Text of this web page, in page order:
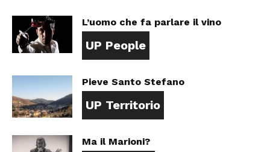
L’uomo che fa parlare il vino
UP People
Pieve Santo Stefano
UP Territorio
Ma il Marioni?